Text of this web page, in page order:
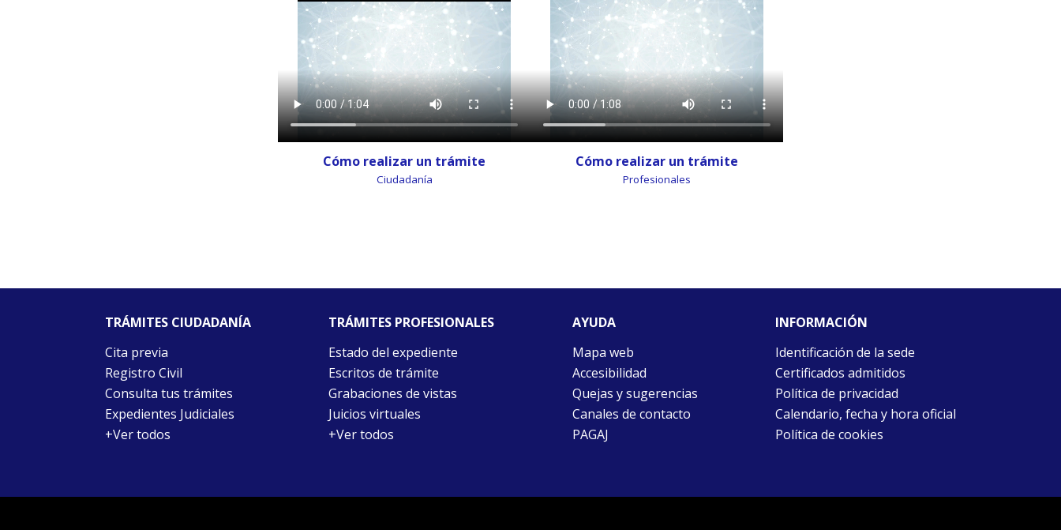
Cómo realizar un trámite
Ciudadanía
Cómo realizar un trámite
Profesionales
TRÁMITES CIUDADANÍA
Cita previa
Registro Civil
Consulta tus trámites
Expedientes Judiciales
+Ver todos
TRÁMITES PROFESIONALES
Estado del expediente
Escritos de trámite
Grabaciones de vistas
Juicios virtuales
+Ver todos
AYUDA
Mapa web
Accesibilidad
Quejas y sugerencias
Canales de contacto
PAGAJ
INFORMACIÓN
Identificación de la sede
Certificados admitidos
Política de privacidad
Calendario, fecha y hora oficial
Política de cookies